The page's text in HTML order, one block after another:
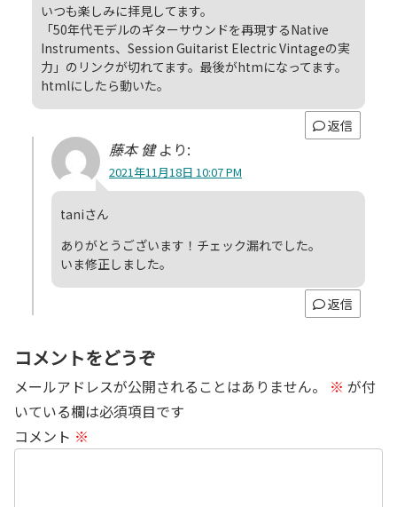
いつも楽しみに拝見してます。
「50年代モデルのギターサウンドを再現するNative
Instruments、Session Guitarist Electric Vintageの実
力」のリンクが切れてます。最後がhtmになってます。
htmlにしたら動いた。
返信
藤本 健 より:
2021年11月18日 10:07 PM
taniさん
ありがとうございます！チェック漏れでした。
いま修正しました。
返信
コメントをどうぞ
メールアドレスが公開されることはありません。 ※ が付
いている欄は必須項目です
コメント ※